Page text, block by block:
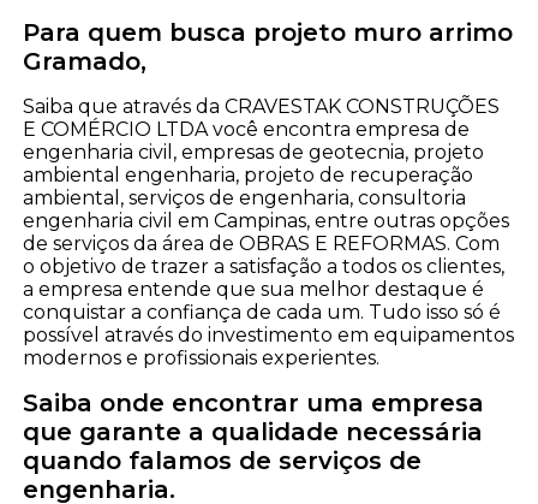
Para quem busca projeto muro arrimo
Gramado,
Saiba que através da CRAVESTAK CONSTRUÇÕES
E COMÉRCIO LTDA você encontra empresa de
engenharia civil, empresas de geotecnia, projeto
ambiental engenharia, projeto de recuperação
ambiental, serviços de engenharia, consultoria
engenharia civil em Campinas, entre outras opções
de serviços da área de OBRAS E REFORMAS. Com
o objetivo de trazer a satisfação a todos os clientes,
a empresa entende que sua melhor destaque é
conquistar a confiança de cada um. Tudo isso só é
possível através do investimento em equipamentos
modernos e profissionais experientes.
Saiba onde encontrar uma empresa
que garante a qualidade necessária
quando falamos de serviços de
engenharia.